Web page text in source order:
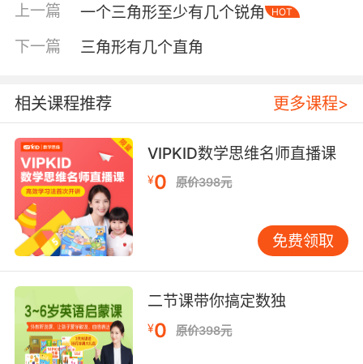
内容简介
《哇！科学好简单》丛书涵盖航空运输与飞机构
造、木材养护与利用、植物生长和收获、图书制
上一篇 一个三角形至少有几个锐角 HOT
下一篇 三角形有几个直角
相关课程推荐 更多课程>
VIPKID数学思维名师直播课
¥0 原价398元
免费领取
二节课带你搞定数独
¥0 原价398元